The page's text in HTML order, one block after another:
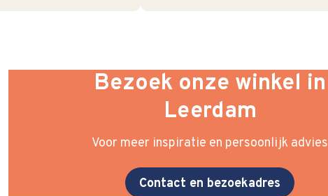
Bezoek onze winkel in
Leerdam
Voor meer inspiratie en persoonlijk advies
Contact en bezoekadres